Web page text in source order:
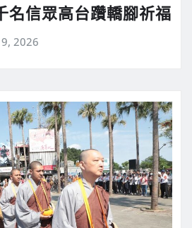
名信眾高台躦轎腳祈福
2026